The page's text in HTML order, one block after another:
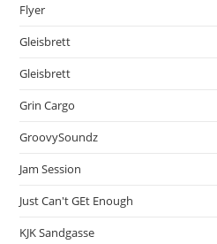
Flyer
Gleisbrett
Gleisbrett
Grin Cargo
GroovySoundz
Jam Session
Just Can't GEt Enough
KJK Sandgasse